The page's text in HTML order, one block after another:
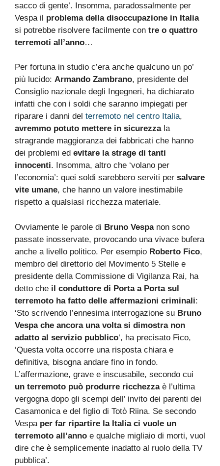
sacco di gente’. Insomma, paradossalmente per
Vespa il problema della disoccupazione in Italia
si potrebbe risolvere facilmente con tre o quattro
terremoti all’anno…
Per fortuna in studio c’era anche qualcuno un po’
più lucido: Armando Zambrano, presidente del
Consiglio nazionale degli Ingegneri, ha dichiarato
infatti che con i soldi che saranno impiegati per
riparare i danni del terremoto nel centro Italia,
avremmo potuto mettere in sicurezzala
stragrande maggioranza dei fabbricati che hanno
dei problemi ed evitare la strage di tanti
innocenti. Insomma, altro che ‘volano per
l’economia’: quei soldi sarebbero serviti per salvare
vite umane, che hanno un valore inestimabile
rispetto a qualsiasi ricchezza materiale.
Ovviamente le parole di Bruno Vespanon sono
passate inosservate, provocando una vivace bufera
anche a livello politico. Per esempio Roberto Fico,
membro del direttorio del Movimento 5 Stelle e
presidente della Commissione di Vigilanza Rai, ha
detto che il conduttore di Porta a Porta sul
terremoto ha fatto delle affermazioni criminali:
‘Sto scrivendo l’ennesima interrogazione su Bruno
Vespa che ancora una volta si dimostra non
adatto al servizio pubblico‘, ha precisato Fico,
‘Questa volta occorre una risposta chiara e
definitiva, bisogna andare fino in fondo.
L’affermazione, grave e inscusabile, secondo cui
un terremoto può produrre ricchezzaè l’ultima
vergogna dopo gli scempi dell’ invito dei parenti dei
Casamonica e del figlio di Totò Riina. Se secondo
Vespa per far ripartire la Italia ci vuole un
terremoto all’anno e qualche migliaio di morti, vuol
dire che è semplicemente inadatto al ruolo della TV
pubblica’.